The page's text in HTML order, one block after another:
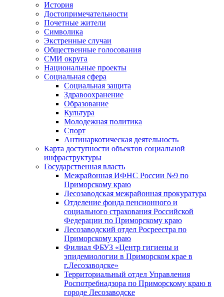
История
Достопримечательности
Почетные жители
Символика
Экстренные случаи
Общественные голосования
СМИ округа
Национальные проекты
Социальная сфера
Социальная защита
Здравоохранение
Образование
Культура
Молодежная политика
Спорт
Антинаркотическая деятельность
Карта доступности объектов социальной
инфраструктуры
Государственная власть
Межрайонная ИФНС России №9 по
Приморскому краю
Лесозаводская межрайонная прокуратура
Отделение фонда пенсионного и
социального страхования Российской
Федерации по Приморскому краю
Лесозаводский отдел Росреестра по
Приморскому краю
Филиал ФБУЗ «Центр гигиены и
эпидемиологии в Приморском крае в
г.Лесозаводске»
Территориальный отдел Управления
Роспотребнадзора по Приморскому краю в
городе Лесозаводске